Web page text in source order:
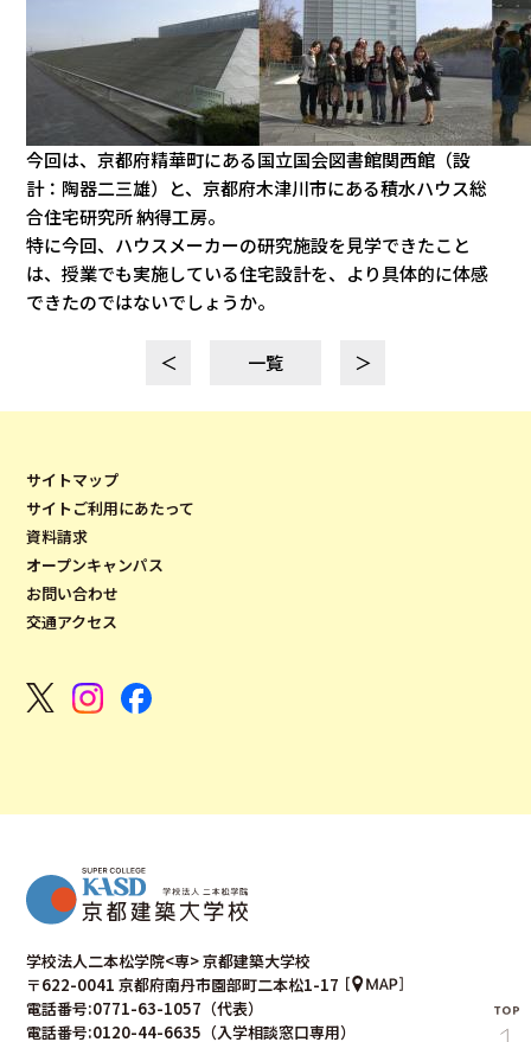
今回は、京都府精華町にある国立国会図書館関西館（設
計：陶器二三雄）と、京都府木津川市にある積水ハウス総
合住宅研究所 納得工房。
特に今回、ハウスメーカーの研究施設を見学できたこと
は、授業でも実施している住宅設計を、より具体的に体感
できたのではないでしょうか。
＜ 一覧 ＞
サイトマップ
サイトご利用にあたって
資料請求
オープンキャンパス
お問い合わせ
交通アクセス
学校法人二本松学院<専> 京都建築大学校
〒622-0041 京都府南丹市園部町二本松1-17
電話番号:0771-63-1057（代表）
電話番号:0120-44-6635（入学相談窓口専用）